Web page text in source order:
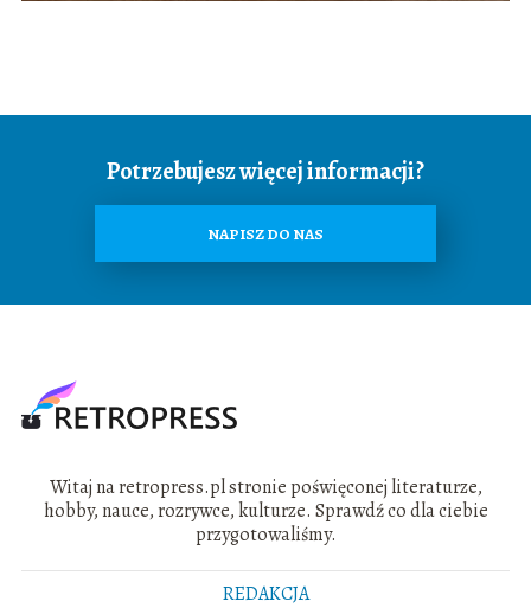
Potrzebujesz więcej informacji?
NAPISZ DO NAS
Witaj na retropress.pl stronie poświęconej literaturze,
hobby, nauce, rozrywce, kulturze. Sprawdź co dla ciebie
przygotowaliśmy.
REDAKCJA